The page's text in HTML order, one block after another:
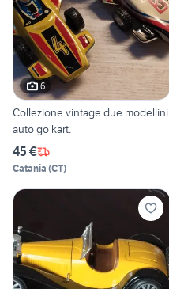
6
Collezione vintage due modellini
auto go kart.
45 €
Catania (CT)